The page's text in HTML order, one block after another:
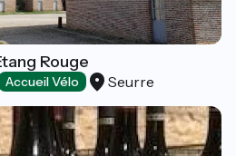
Rouge
Accueil Vélo Seurre